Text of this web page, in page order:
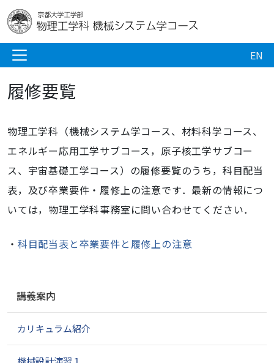
EN
履修要覧
物理工学科（機械システム学コース、材料科学コース、
エネルギー応用工学サブコース，原子核工学サブコー
ス、宇宙基礎工学コース）の履修要覧のうち，科目配当
表，及び卒業要件・履修上の注意です．最新の情報につ
いては，物理工学科事務室に問い合わせてください．
・ 科目配当表と卒業要件と履修上の注意
ゲ
シ
講義案内
カリキュラム紹介